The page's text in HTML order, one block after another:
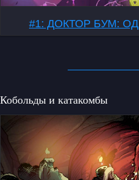
#1: ДОКТОР БУМ:
Кобольды и катакомбы